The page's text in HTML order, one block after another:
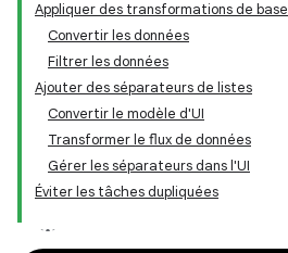
Appliquer des transformations de base
Convertir les données
Filtrer les données
Ajouter des séparateurs de listes
Convertir le modèle d'UI
Transformer le flux de données
Gérer les séparateurs dans l'UI
Éviter les tâches dupliquées